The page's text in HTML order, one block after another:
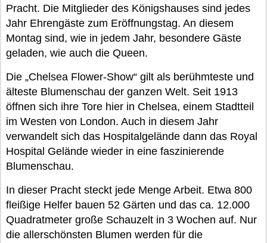
Pracht. Die Mitglieder des Königshauses sind jedes
Jahr Ehrengäste zum Eröffnungstag. An diesem
Montag sind, wie in jedem Jahr, besondere Gäste
geladen, wie auch die Queen.
Die „Chelsea Flower-Show“ gilt als berühmteste und
älteste Blumenschau der ganzen Welt. Seit 1913
öffnen sich ihre Tore hier in Chelsea, einem Stadtteil
im Westen von London. Auch in diesem Jahr
verwandelt sich das Hospitalgelände dann das Royal
Hospital Gelände wieder in eine faszinierende
Blumenschau.
In dieser Pracht steckt jede Menge Arbeit. Etwa 800
fleißige Helfer bauen 52 Gärten und das ca. 12.000
Quadratmeter große Schauzelt in 3 Wochen auf. Nur
die allerschönsten Blumen werden für die